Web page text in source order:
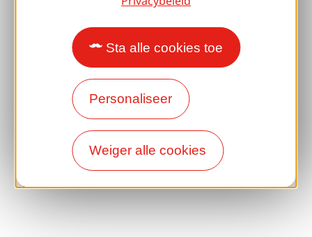
Sta alle cookies toe
Personaliseer
Weiger alle cookies
Groepen
Sport pauzes
100% Gaillard Club
Fotobibliotheek
Perszaal